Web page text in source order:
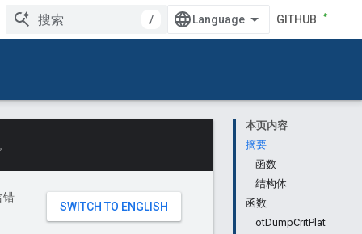
/ GITHUB
本页内容
摘要
函数
结构体
函数
otDumpCritPlat
错